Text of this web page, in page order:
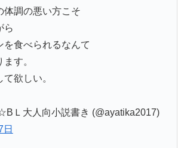
体調の悪い方こそ
ら
を食べられるなんて
す。
欲しい。
Ｌ大人向小説書き (@ayatika2017)